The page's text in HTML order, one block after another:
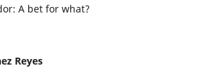
A bet for what?
Reyes